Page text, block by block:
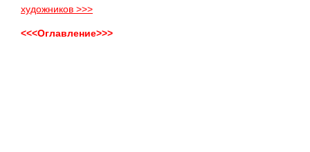
художников >>>
<<<Оглавление>>>